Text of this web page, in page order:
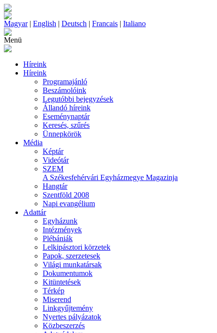
Magyar| English | Deutsch | Francais | Italiano
Menü
Híreink
Híreink
Programajánló
Beszámolóink
Legutóbbi bejegyzések
Állandó híreink
Eseménynaptár
Keresés, szűrés
Ünnepkörök
Média
Képtár
Videótár
SZEM
A Székesfehérvári Egyházmegye Magazinja
Hangtár
Szentföld 2008
Napi evangélium
Adattár
Egyházunk
Intézmények
Plébániák
Lelkipásztori körzetek
Papok, szerzetesek
Világi munkatársak
Dokumentumok
Kitüntetések
Térkép
Miserend
Linkgyűjtemény
Nyertes pályázatok
Közbeszerzés